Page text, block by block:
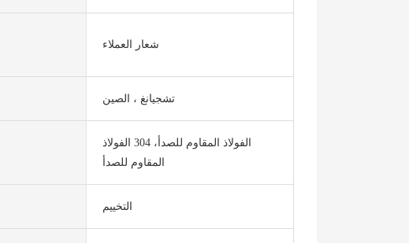
شعار العملاء
تشجيانغ ، الصين
الفولاذ المقاوم للصدأ، 304 الفولاذ
المقاوم للصدأ
التخييم